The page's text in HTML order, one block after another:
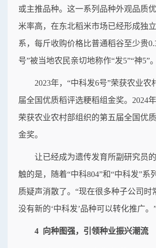
或主推品种。这一系列品种外观品质
米率高，在东北稻米市场已经形成独
系，每斤收购价格比普通稻谷至少贵
号”被当地农民亲切地称作“发5”“神5”。
2023年，“中科发6号”荣获农业农
届全国优质稻评选粳稻组金奖。2024
荣获农业农村部组织的第五届全国优
金奖。
让已经成为遗传发育所副研究员
触的是，随着“中科804”和“中科发”系
质疑声消散了。“现在很多种子公司时
没有新的‘中科发’品种可以转化推广。
4 向种图强，引领种业振兴潮流